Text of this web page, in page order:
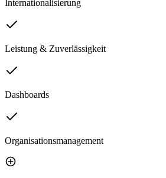
Internationalisierung
Leistung & Zuverlässigkeit
Dashboards
Organisationsmanagement